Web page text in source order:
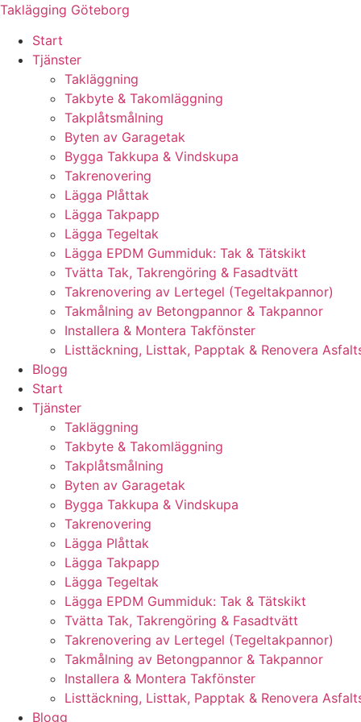
Skip
content
Taklägging Göteborg
Start
Tjänster
Takläggning
Takbyte & Takomläggning
Takplåtsmålning
Byten av Garagetak
Bygga Takkupa & Vindskupa
Takrenovering
Lägga Plåttak
Lägga Takpapp
Lägga Tegeltak
Lägga EPDM Gummiduk: Tak & Tätskikt
Tvätta Tak, Takrengöring & Fasadtvätt
Takrenovering av Lertegel (Tegeltakpannor)
Takmålning av Betongpannor & Takpannor
Installera & Montera Takfönster
Listtäckning, Listtak, Papptak & Renovera
Blogg
Start
Tjänster
Takläggning
Takbyte & Takomläggning
Takplåtsmålning
Byten av Garagetak
Bygga Takkupa & Vindskupa
Takrenovering
Lägga Plåttak
Lägga Takpapp
Lägga Tegeltak
Lägga EPDM Gummiduk: Tak & Tätskikt
Tvätta Tak, Takrengöring & Fasadtvätt
Takrenovering av Lertegel (Tegeltakpannor)
Takmålning av Betongpannor & Takpannor
Installera & Montera Takfönster
Listtäckning, Listtak, Papptak & Renovera
Blogg